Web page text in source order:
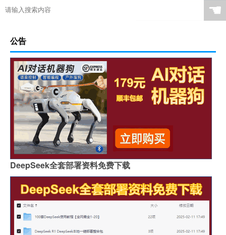
☚
公告
DeepSeek全套部署资料免费下载